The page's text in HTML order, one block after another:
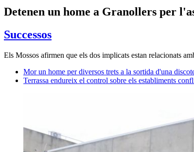
Detenen un home a Granollers per
Successos
Els Mossos afirmen que els dos implicats estan relacionats
Mor un home per diversos trets a la sortida d'una
Terrassa endureix el control sobre els establiments